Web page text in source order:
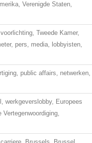
Verenigde Staten,
Tweede Kamer,
pers, media, lobbyisten,
public affairs, netwerken,
werkgeverslobby, Europees
Vertegenwoordiging,